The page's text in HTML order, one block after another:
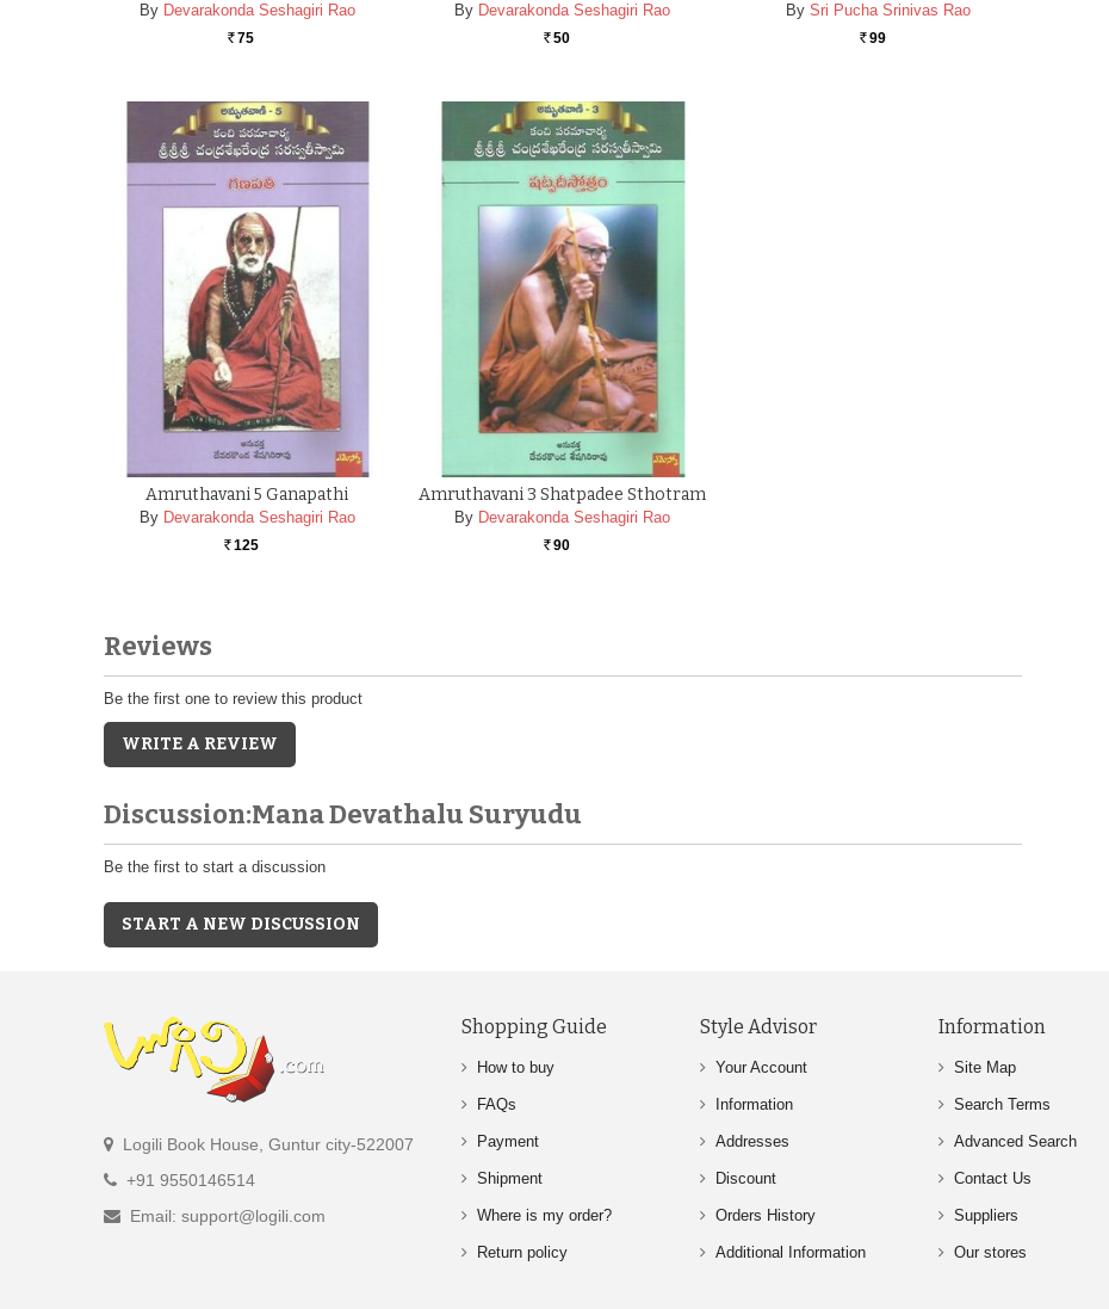
By Devarakonda Seshagiri Rao
Rs. 75
By Devarakonda Seshagiri Rao
Rs. 50
By Sri Pucha Srinivas Rao
Rs. 99
Amruthavani 5 Ganapathi
By Devarakonda Seshagiri Rao
Rs. 125
Amruthavani 3 Shatpadee Sthotram
By Devarakonda Seshagiri Rao
Rs. 90
Reviews
Be the first one to review this product
WRITE A REVIEW
Discussion:Mana Devathalu Suryudu
Be the first to start a discussion
START A NEW DISCUSSION
Logili Book House, Guntur city-522007
+91 9550146514
Email: support@logili.com
Shopping Guide
How to buy
FAQs
Payment
Shipment
Where is my order?
Return policy
Style Advisor
Your Account
Information
Addresses
Discount
Orders History
Additional Information
Information
Site Map
Search Terms
Advanced Search
Contact Us
Suppliers
Our stores